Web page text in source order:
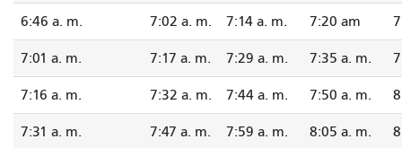
6:46 a. m. 7:02 a. m. 7:14 a. m. 7:20 am
7:01 a. m. 7:17 a. m. 7:29 a. m. 7:35 a. m.
7:16 a. m. 7:32 a. m. 7:44 a. m. 7:50 a. m.
7:31 a. m. 7:47 a. m. 7:59 a. m. 8:05 a. m.